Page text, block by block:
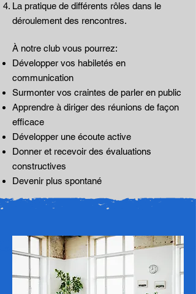
La pratique de différents rôles dans le
déroulement des rencontres.
À notre club vous pourrez:
Développer vos habiletés en
communication
Surmonter vos craintes de parler en public
Apprendre à diriger des réunions de façon
efficace
Développer une écoute active
Donner et recevoir des évaluations
constructives
Devenir plus spontané